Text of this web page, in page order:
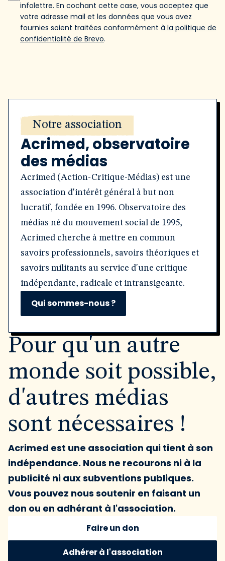
infolettre. En cochant cette case, vous acceptez que
votre adresse mail et les données que vous avez
fournies soient traitées conformément à la politique de
confidentialité de Brevo.
Notre association
Acrimed, observatoire
des médias
Acrimed (Action-Critique-Médias) est une
association d'intérêt général à but non
lucratif, fondée en 1996. Observatoire des
médias né du mouvement social de 1995,
Acrimed cherche à mettre en commun
savoirs professionnels, savoirs théoriques et
savoirs militants au service d'une critique
indépendante, radicale et intransigeante.
Qui sommes-nous ?
Pour qu'un autre
monde soit possible,
d'autres médias
sont nécessaires !
Acrimed est une association qui tient à son
indépendance. Nous ne recourons ni à la
publicité ni aux subventions publiques.
Vous pouvez nous soutenir en faisant un
don ou en adhérant à l'association.
Faire un don
Adhérer à l'association